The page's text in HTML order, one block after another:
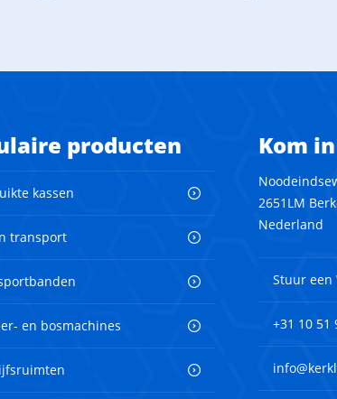
producten
kassen
transport
en bosmachines
Kom
2651LM
Nederland
Stuur een
+31 10 51